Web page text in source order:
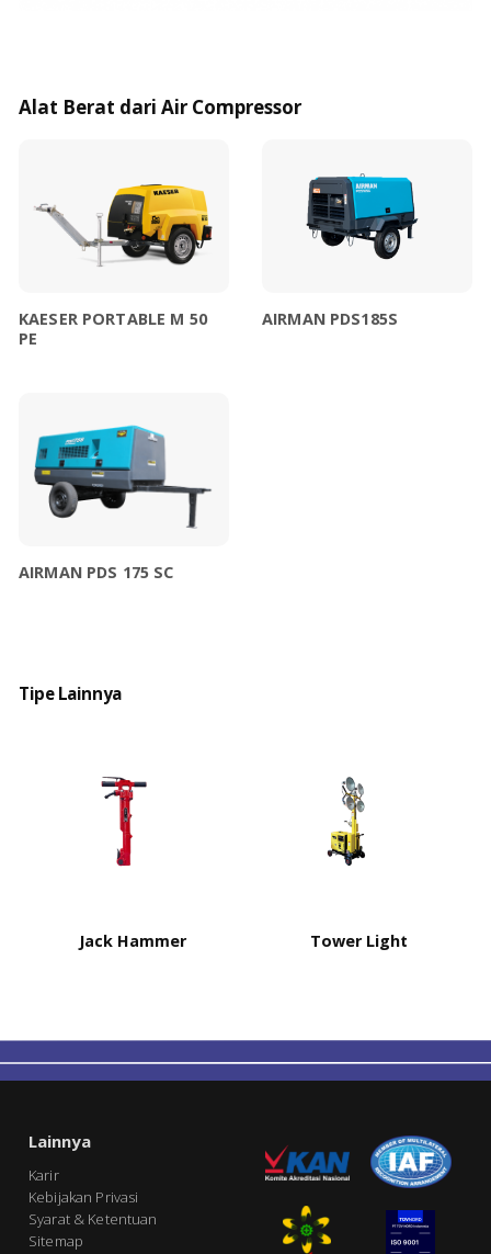
Alat Berat dari Air Compressor
KAESER PORTABLE M 50
PE
AIRMAN PDS185S
AIRMAN PDS 175 SC
Tipe Lainnya
Jack Hammer Tower Light
Lainnya
Karir
Kebijakan Privasi
Syarat & Ketentuan
Sitemap